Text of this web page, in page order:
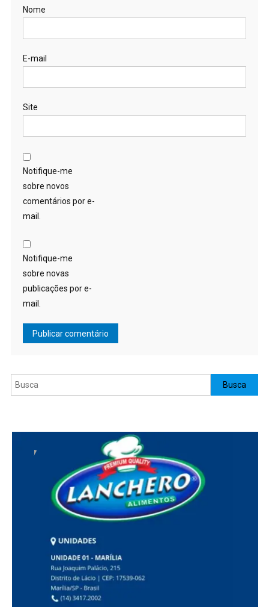
Nome
E-mail
Site
Notifique-me
sobre novos
comentários por e-
mail.
Notifique-me
sobre novas
publicações por e-
mail.
Pesquisar Busca